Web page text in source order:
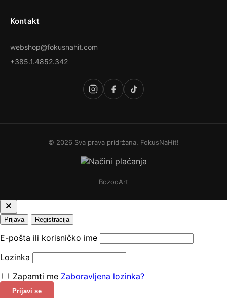
Kontakt
webshop@fokusnahit.com
+385.1.4852.342
© 2026 Sva prava pridržana, FokusNaHit!
BozooArt
Prijava Registracija
E-pošta ili korisničko ime
Lozinka
Zapamti me Zaboravljena lozinka?
Prijavi se